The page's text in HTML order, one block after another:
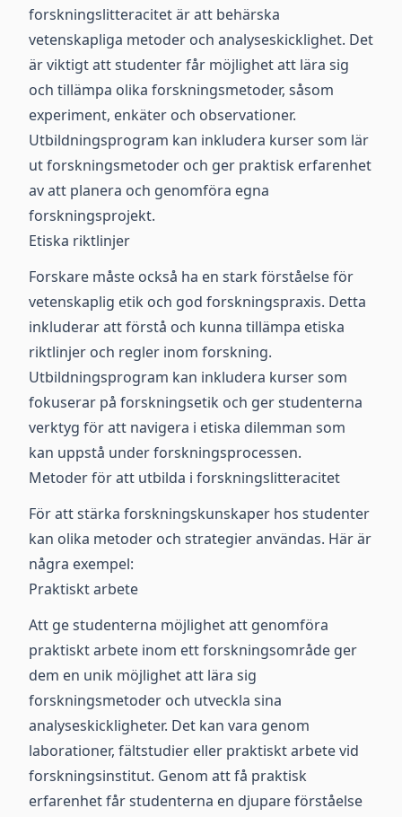
forskningslitteracitet är att behärska
vetenskapliga metoder och analyseskicklighet. Det
är viktigt att studenter får möjlighet att lära sig
och tillämpa olika forskningsmetoder, såsom
experiment, enkäter och observationer.
Utbildningsprogram kan inkludera kurser som lär
ut forskningsmetoder och ger praktisk erfarenhet
av att planera och genomföra egna
forskningsprojekt.
Etiska riktlinjer
Forskare måste också ha en stark förståelse för
vetenskaplig etik och god forskningspraxis. Detta
inkluderar att förstå och kunna tillämpa etiska
riktlinjer och regler inom forskning.
Utbildningsprogram kan inkludera kurser som
fokuserar på forskningsetik och ger studenterna
verktyg för att navigera i etiska dilemman som
kan uppstå under forskningsprocessen.
Metoder för att utbilda i forskningslitteracitet
För att stärka forskningskunskaper hos studenter
kan olika metoder och strategier användas. Här är
några exempel:
Praktiskt arbete
Att ge studenterna möjlighet att genomföra
praktiskt arbete inom ett forskningsområde ger
dem en unik möjlighet att lära sig
forskningsmetoder och utveckla sina
analyseskickligheter. Det kan vara genom
laborationer, fältstudier eller praktiskt arbete vid
forskningsinstitut. Genom att få praktisk
erfarenhet får studenterna en djupare förståelse